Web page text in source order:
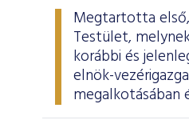
Megtartotta
Testület,
korábbi és
elnök-
megalkotásában